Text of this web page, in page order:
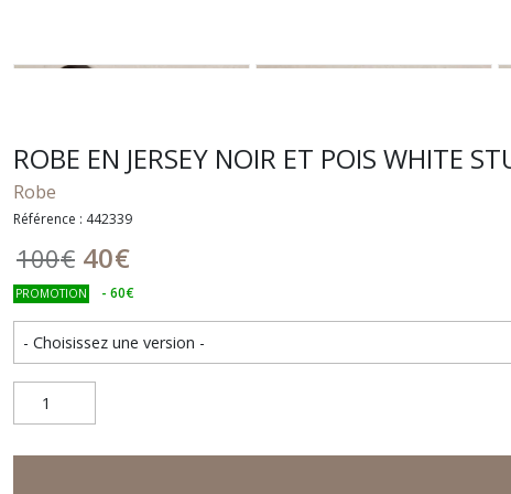
ROBE EN JERSEY NOIR ET POIS WHITE
Robe
Référence : 442339
100€ 40€
PROMOTION - 60€